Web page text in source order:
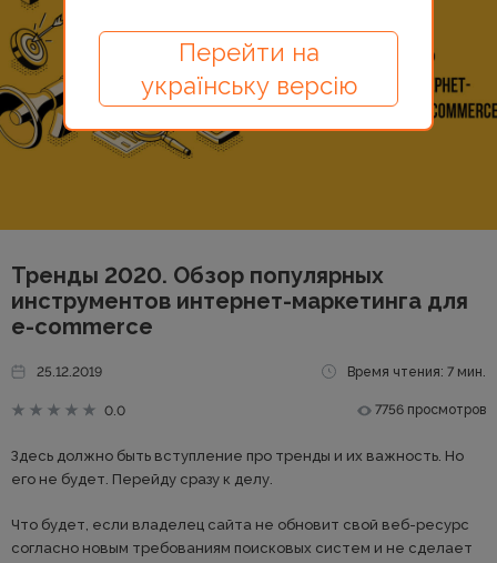
Тренды 2020. Обзор популярных
инструментов интернет-маркетинга для
e-commerce
25.12.2019 Время чтения: 7 мин.
0.0 7756 просмотров
Здесь должно быть вступление про тренды и их важность. Но
его не будет. Перейду сразу к делу.
Что будет, если владелец сайта не обновит свой веб-ресурс
согласно новым требованиям поисковых систем и не сделает
Перейти на
українську версію